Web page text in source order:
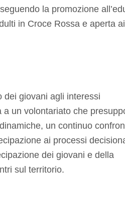
la promozione
in Croce Rossa e aperta
dei giovani agli interessi
a un volontariato che
un continuo
ai processi
dei giovani e della
sul territorio.